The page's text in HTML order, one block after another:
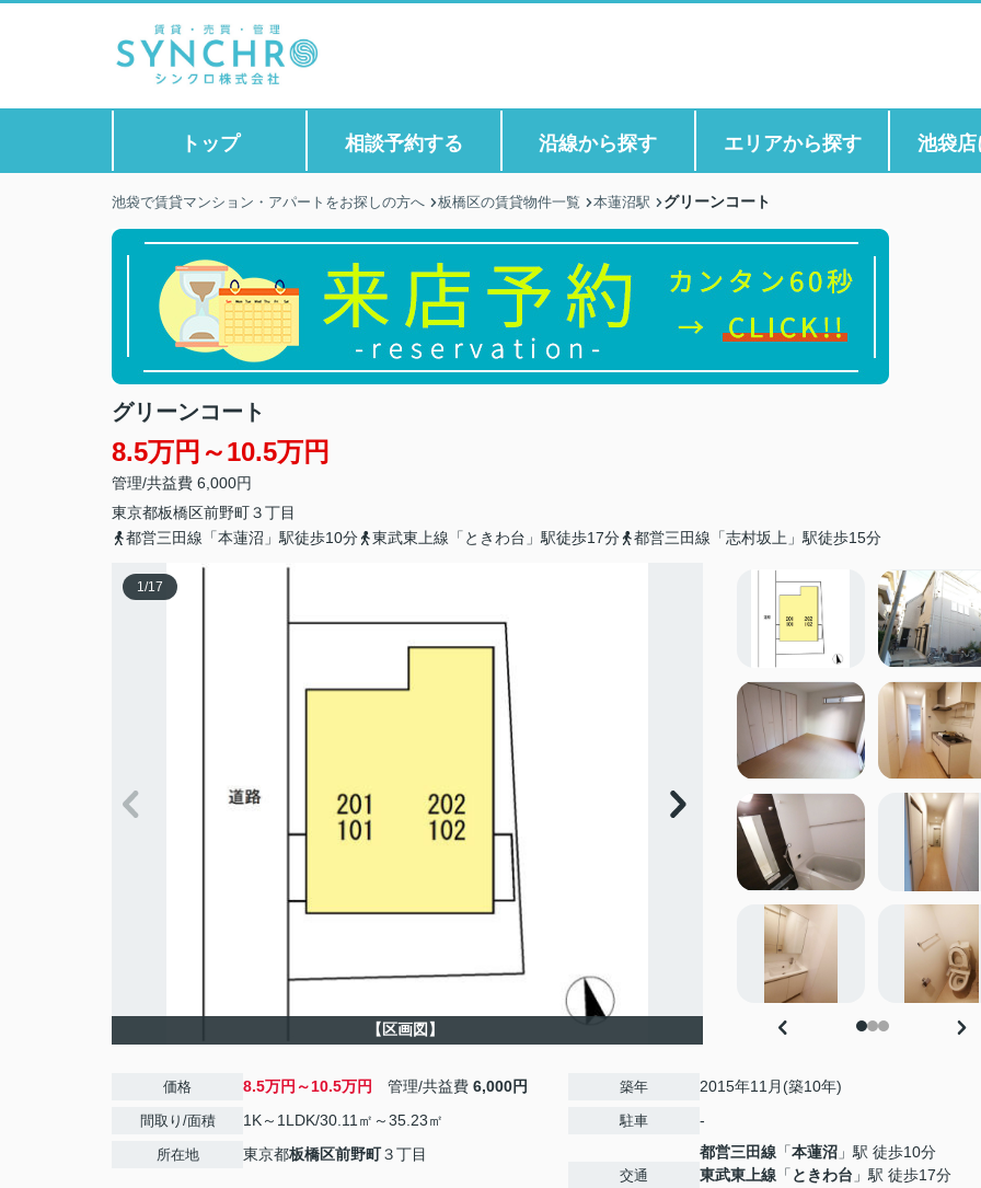
トップ 相談予約する 沿線から探す エリアから探す 池袋
池袋で賃貸マンション・アパートをお探しの方へ 板橋区の賃貸物件一覧 本蓮沼駅 グリーンコート
グリーンコート
8.5万円～10.5万円
管理/共益費 6,000円
東京都板橋区前野町３丁目
都営三田線「本蓮沼」駅徒歩10分
東武東上線「ときわ台」駅徒歩17分 都営三田線「志村坂上」駅徒歩15分
1/17
【区画図】
価格 8.5万円～10.5万円 管理/共益費 6,000円
間取り/面積 1K～1LDK/30.11㎡～35.23㎡
所在地 東京都板橋区前野町３丁目
築年 2015年11月(築10年)
駐車 -
交通
都営三田線 「本蓮沼 」駅 徒歩10分
東武東上線 「 ときわ台 」駅 徒歩17分